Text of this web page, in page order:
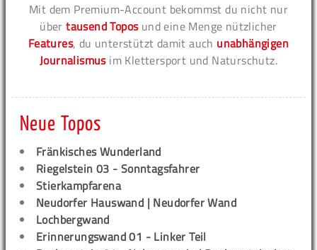
Mit dem Premium-Account bekommst du nicht nur
übertausend Toposund eine Menge nützlicher
Features, du unterstützt damit auch unabhängigen
Journalismusim Klettersport und Naturschutz.
Neue Topos
Fränkisches Wunderland
Riegelstein 03 - Sonntagsfahrer
Stierkampfarena
Neudorfer Hauswand | Neudorfer Wand
Lochbergwand
Erinnerungswand 01 - Linker Teil